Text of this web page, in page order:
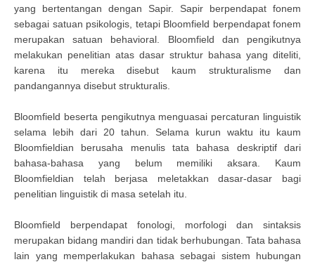
yang bertentangan dengan Sapir. Sapir berpendapat fonem
sebagai satuan psikologis, tetapi Bloomfield berpendapat fonem
merupakan satuan behavioral. Bloomfield dan pengikutnya
melakukan penelitian atas dasar struktur bahasa yang diteliti,
karena itu mereka disebut kaum strukturalisme dan
pandangannya disebut strukturalis.
Bloomfield beserta pengikutnya menguasai percaturan linguistik
selama lebih dari 20 tahun. Selama kurun waktu itu kaum
Bloomfieldian berusaha menulis tata bahasa deskriptif dari
bahasa-bahasa yang belum memiliki aksara. Kaum
Bloomfieldian telah berjasa meletakkan dasar-dasar bagi
penelitian linguistik di masa setelah itu.
Bloomfield berpendapat fonologi, morfologi dan sintaksis
merupakan bidang mandiri dan tidak berhubungan. Tata bahasa
lain yang memperlakukan bahasa sebagai sistem hubungan